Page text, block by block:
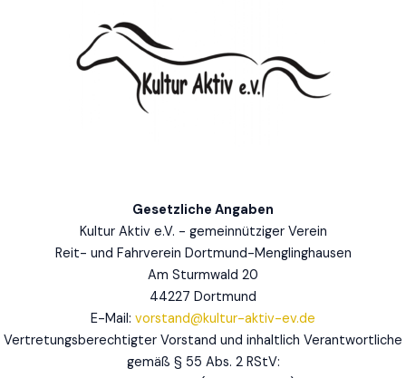
Gesetzliche Angaben
Kultur Aktiv e.V. - gemeinnütziger Verein
Reit- und Fahrverein Dortmund-Menglinghausen
Am Sturmwald 20
44227 Dortmund
E-Mail: vorstand@kultur-aktiv-ev.de
Vertretungsberechtigter Vorstand und inhaltlich Verantwortliche
gemäß § 55 Abs. 2 RStV: